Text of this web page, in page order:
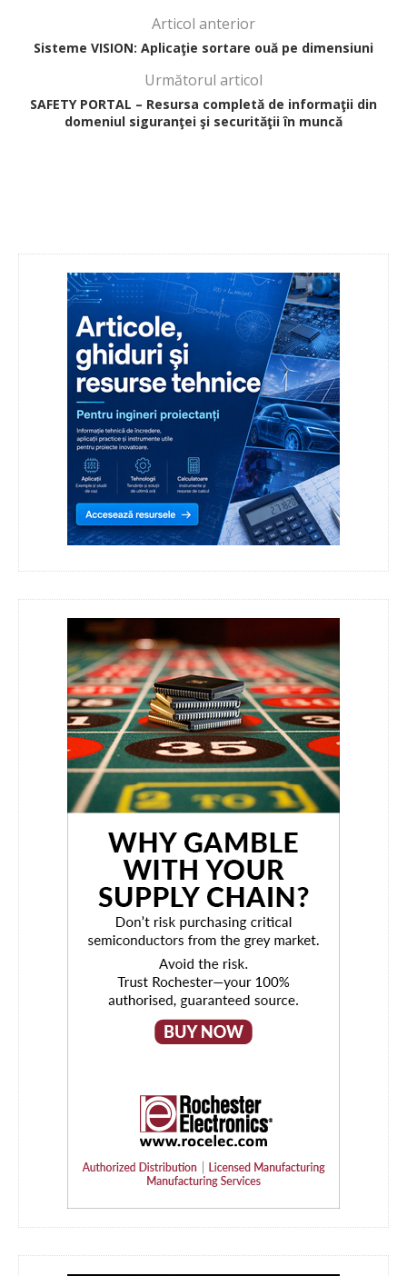
Articol anterior
Sisteme VISION: Aplicaţie sortare ouă pe dimensiuni
Următorul articol
SAFETY PORTAL – Resursa completă de informaţii din
domeniul siguranţei şi securităţii în muncă